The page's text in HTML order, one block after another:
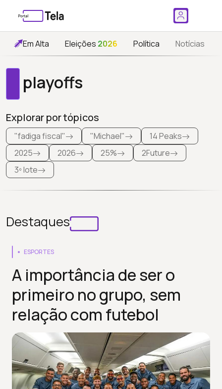
Em Alta Eleições 2026 Política Notícias
playoffs
Explorar por tópicos
"fadiga fiscal" "Michael"
14 Peaks
2025
2026 25%
2Future
3º lote
Destaques
ESPORTES
A importância de ser o
primeiro no grupo, sem
relação com futebol